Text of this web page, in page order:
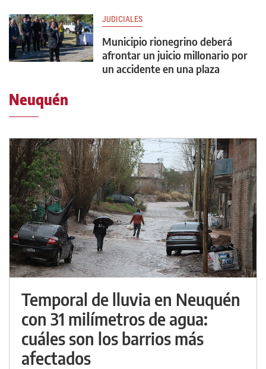
JUDICIALES
Municipio rionegrino deberá
afrontar un juicio millonario por
un accidente en una plaza
Neuquén
Temporal de lluvia en Neuquén
con 31 milímetros de agua:
cuáles son los barrios más
afectados